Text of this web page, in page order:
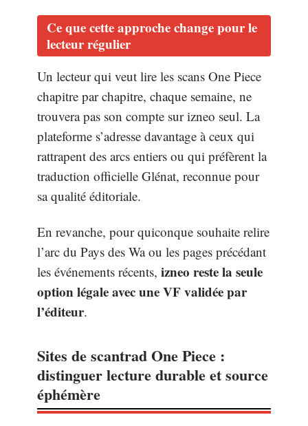
Ce que cette approche change pour le
lecteur régulier
Un lecteur qui veut lire les scans One Piece
chapitre par chapitre, chaque semaine, ne
trouvera pas son compte sur izneo seul. La
plateforme s’adresse davantage à ceux qui
rattrapent des arcs entiers ou qui préfèrent la
traduction officielle Glénat, reconnue pour
sa qualité éditoriale.
En revanche, pour quiconque souhaite relire
l’arc du Pays des Wa ou les pages précédant
les événements récents, izneo reste la seule
option légale avec une VF validée par
l’éditeur.
Sites de scantrad One Piece :
distinguer lecture durable et source
éphémère